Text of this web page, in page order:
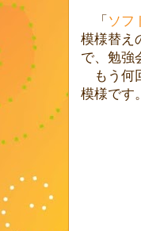
「 ソフ
模様替え
で、勉強
もう何
模様です